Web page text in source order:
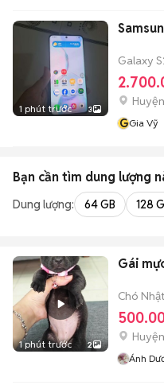
1 phút trước 3
Galaxy
GGia Vỹ
Bạn cần tìm dung lượng
Dung lượng: 64 GB 128
1 phút trước 2
Gái
Chó Nhật
Ánh